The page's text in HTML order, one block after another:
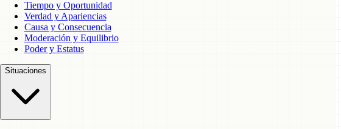
Tiempo y Oportunidad
Verdad y Apariencias
Causa y Consecuencia
Moderación y Equilibrio
Poder y Estatus
Situaciones